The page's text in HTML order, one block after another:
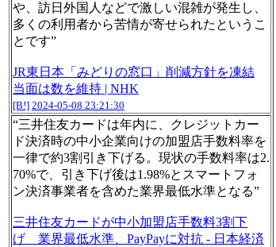
や、訪日外国人などで激しい混雑が発生し、
多くの利用者から苦情が寄せられたというこ
とです”
JR東日本「みどりの窓口」削減方針を凍結
当面は数を維持 | NHK
[B!] 2024-05-08 23:21:30
“三井住友カードは年内に、クレジットカー
ド決済時の中小企業向けの加盟店手数料率を
一律で約3割引き下げる。現状の手数料率は2.
70%で、引き下げ後は1.98%とスマートフォ
ン決済事業者を含めた業界最低水準となる”
三井住友カードが中小加盟店手数料3割下
げ 業界最低水準、PayPayに対抗 - 日本経済